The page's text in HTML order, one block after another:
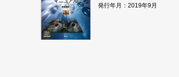
発行年月：2019年9月